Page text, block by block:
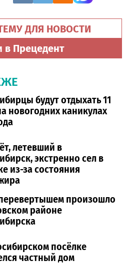
ДЛЯ НОВОСТИ
в Прецедент
будут отдыхать 11
новогодних каникулах
летевший в
экстренно сел в
из-за состояния
произошло
районе
посёлке
частный дом